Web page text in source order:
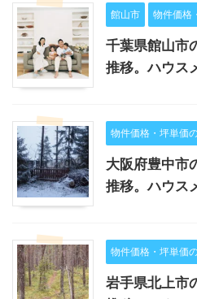
館山市 物件価格
千葉県館山市
推移。ハウス
物件価格・坪単価
大阪府豊中市
推移。ハウス
物件価格・坪単価
岩手県北上市